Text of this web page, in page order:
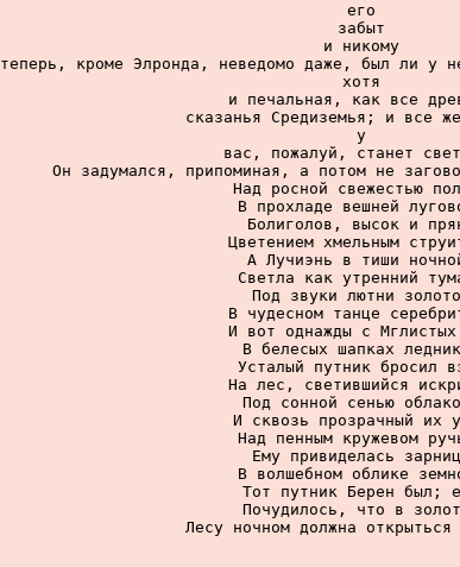
его
забыт
и никому
теперь, кроме Элронда, неведомо даже, был ли у
хотя
и печальная, как все
сказанья Средиземья; и все
у
вас, пожалуй, станет
Он задумался, припоминая, а потом не
Над росной свежестью
В прохладе вешней
Болиголов, высок и
Цветением хмельным
А Лучиэнь в тиши
Светла как утренний
Под звуки лютни
В чудесном танце
И вот однажды с
В белесых шапках
Усталый путник бросил
На лес, светившийся
Под сонной сенью
И сквозь прозрачный их
Над пенным кружевом
Ему привиделась
В волшебном облике
Тот путник Берен был;
Почудилось, что в
Лесу ночном должна открыться